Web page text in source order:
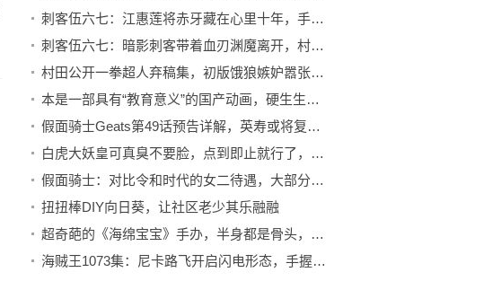
刺客伍六七：江惠莲将赤牙藏在心里十年，手镯就是证明
刺客伍六七：暗影刺客带着血刃渊魔离开，村长已经得救
村田公开一拳超人弃稿集，初版饿狼嫉妒嚣张，吹雪经四个版本定稿
本是一部具有“教育意义”的国产动画，硬生生被拍成“少儿不宜”
假面骑士Geats第49话预告详解，英寿或将复活回归，众人基础围殴BOSS
白虎大妖皇可真臭不要脸，点到即止就行了，真当唐三是霍雨浩啊？
假面骑士：对比令和时代的女二待遇，大部分都比女主待遇好
扭扭棒DIY向日葵，让社区老少其乐融融
超奇葩的《海绵宝宝》手办，半身都是骨头，网友：越看越不对劲！
海贼王1073集：尼卡路飞开启闪电形态，手握闪电攻击霸缠凯多